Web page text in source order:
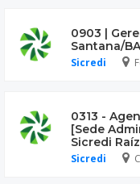
0903 |
Santana/BA
Sicredi
0313 -
[Sede
Sicredi
Sicredi